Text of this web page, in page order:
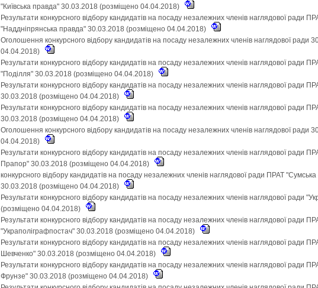
"Київська правда" 30.03.2018 (розміщено 04.04.2018)
Результати конкурсного відбору кандидатів на посаду незалежних членів наглядової ради
"Наддніпрянська правда" 30.03.2018 (розміщено 04.04.2018)
Оголошення конкурсного відбору кандидатів на посаду незалежних членів наглядової ради
04.04.2018)
Результати конкурсного відбору кандидатів на посаду незалежних членів наглядової ради
"Поділля" 30.03.2018 (розміщено 04.04.2018)
Результати конкурсного відбору кандидатів на посаду незалежних членів наглядової ради
30.03.2018 (розміщено 04.04.2018)
Результати конкурсного відбору кандидатів на посаду незалежних членів наглядової ради
30.03.2018 (розміщено 04.04.2018)
Оголошення конкурсного відбору кандидатів на посаду незалежних членів наглядової ради
04.04.2018)
Результати конкурсного відбору кандидатів на посаду незалежних членів наглядової ради
Прапор" 30.03.2018 (розміщено 04.04.2018)
конкурсного відбору кандидатів на посаду незалежних членів наглядової ради ПРАТ
30.03.2018 (розміщено 04.04.2018)
Результати конкурсного відбору кандидатів на посаду незалежних членів наглядової ради
(розміщено 04.04.2018)
Результати конкурсного відбору кандидатів на посаду незалежних членів наглядової ради
"Украполіграфпостач" 30.03.2018 (розміщено 04.04.2018)
Результати конкурсного відбору кандидатів на посаду незалежних членів наглядової ради
Шевченко" 30.03.2018 (розміщено 04.04.2018)
Результати конкурсного відбору кандидатів на посаду незалежних членів наглядової ради
Фрунзе" 30.03.2018 (розміщено 04.04.2018)